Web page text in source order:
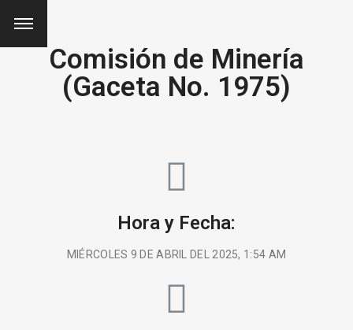
Comisión de Minería
(Gaceta No. 1975)
Hora y Fecha:
MIÉRCOLES 9 DE ABRIL DEL 2025, 1:54 AM